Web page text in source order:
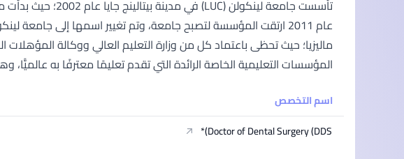
عام 2011 ارتقت المؤسسة لتصبح جامعة، وتم تغيير اسمها إلى
المؤسسات التعليمية الخاصة الرائدة التي تقدم تعليمًا معترفًا به عالميًّا،
اسم التخصص
Doctor of Dental Surgery (DDS)*